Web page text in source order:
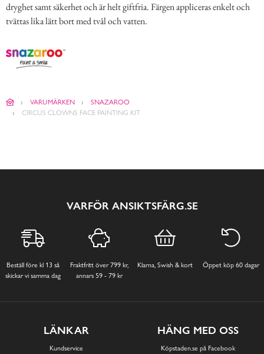
dryghet samt säkerhet och är helt giftfria. Färgen appliceras enkelt och
tvättas lika lätt bort med tvål och vatten.
VARUMÄRKEN
SNAZAROO
CIRCUS CLOWNS FACE PAINTING KIT
VARFÖR ANSIKTSFÄRG.SE
Beställ före kl 13 så
skickar vi samma dag
Fraktfritt över 799 kr,
annars 59 - 79 kr
Klarna, Swish & kort Öppet köp 60 dagar
LÄNKAR
Kundservice
HÄNG MED OSS
Köpstaden.se på Facebook